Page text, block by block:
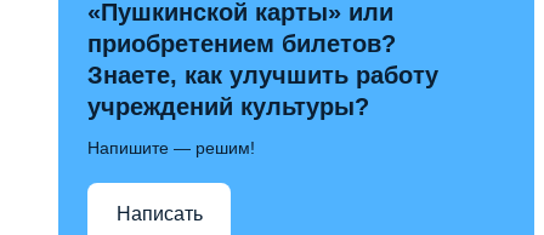
«Пушкинской карты» или
приобретением билетов?
Знаете, как улучшить работу
учреждений культуры?
Напишите — решим!
Написать